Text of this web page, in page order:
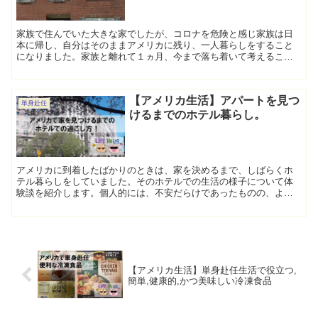
家族で住んでいた大きな家でしたが、コロナを危険と感じ家族は日
本に帰し、自分はそのままアメリカに残り、一人暮らしをすること
になりました。家族と離れて１ヵ月、今まで落ち着いて考えること
りました。
単身赴任
【アメリカ生活】アパートを見つ
けるまでのホテル暮らし。
アメリカに到着したばかりのときは、家を決めるまで、しばらくホ
テル暮らしをしていました。そのホテルでの生活の様子について体
験談を紹介します。個人的には、不安だらけであったものの、よい
【アメリカ生活】単身赴任生活で役立つ,
簡単,健康的,かつ美味しい冷凍食品